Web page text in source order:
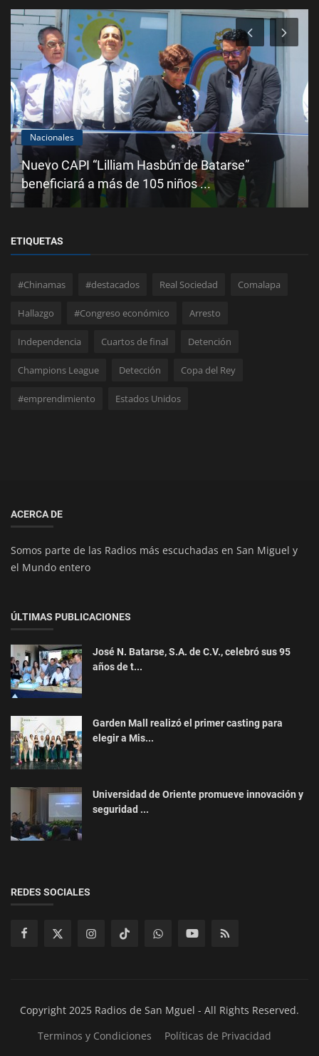
Nacionales
Nuevo CAPI “Lilliam Hasbún de Batarse”
beneficiará a más de 105 niños ...
ETIQUETAS
#Chinamas #destacados Real Sociedad Comalapa
Hallazgo #Congreso económico Arresto
Independencia Cuartos de final Detención
Champions League Detección Copa del Rey
#emprendimiento Estados Unidos
ACERCA DE
Somos parte de las Radios más escuchadas en San Miguel y
el Mundo entero
ÚLTIMAS PUBLICACIONES
José N. Batarse, S.A. de C.V., celebró sus 95
años de t...
Garden Mall realizó el primer casting para
elegir a Mis...
Universidad de Oriente promueve innovación y
seguridad ...
REDES SOCIALES
Copyright 2025 Radios de San Mguel - All Rights Reserved.
Terminos y Condiciones
Políticas de Privacidad